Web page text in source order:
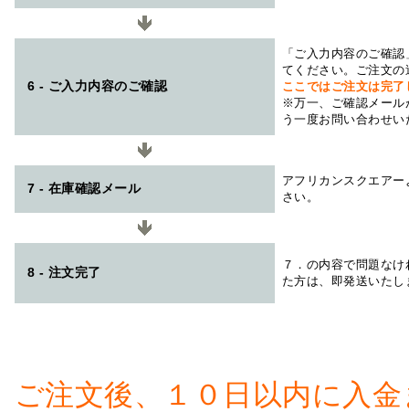
6 - ご入力内容のご確認
「ご入力内容のご確
てください。ご注文
ここではご注文は完
※万一、ご確認メール
う一度お問い合わせ
7 - 在庫確認メール
アフリカンスクエアー
さい。
8 - 注文完了
７．の内容で問題な
た方は、即発送いたし
ご注文後、１０日以内に入